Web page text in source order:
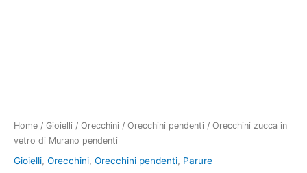
Home / Gioielli / Orecchini / Orecchini pendenti / Orecchini zucca in
vetro di Murano pendenti
Gioielli, Orecchini, Orecchini pendenti, Parure